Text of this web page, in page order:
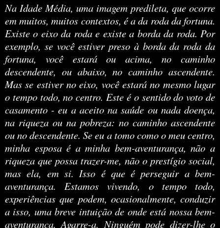
Na Idade Média, uma imagem predileta, que ocorre
em muitos, muitos contextos, é a da roda da fortuna.
Existe o eixo da roda e existe a borda da roda. Por
exemplo, se você estiver preso à borda da roda da
fortuna, você estará ou acima, no caminho
descendente, ou abaixo, no caminho ascendente.
Mas se estiver no eixo, você estará no mesmo lugar
o tempo todo, no centro. Este é o sentido do voto de
casamento - eu a aceito na saúde ou nada doença,
na riqueza ou na pobreza: no caminho ascendente
ou no descendente. Se eu a tomo como o meu centro,
minha esposa é a minha bem-aventurança, não a
riqueza que possa trazer-me, não o prestígio social,
mas ela, em si. Isso é que é perseguir a bem-
aventurança. Estamos vivendo, o tempo todo,
experiências que podem, ocasionalmente, conduzir
a isso, uma breve intuição de onde está nossa bem-
aventurança. Agarre-a. Ninguém pode dizer-lhe o